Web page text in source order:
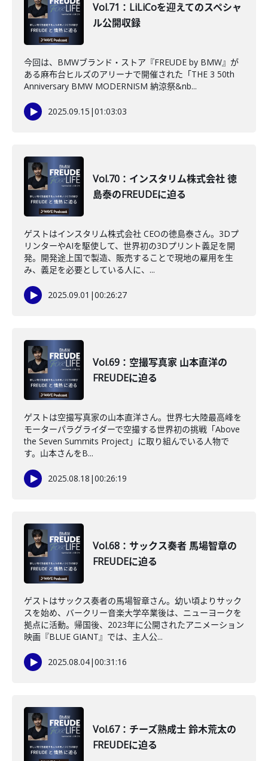
Vol.71：LiLiCoを迎えてのスペシャ
ル公開収録
今回は、BMWブランド・ストア『FREUDE by BMW』が
ある麻布台ヒルズのアリーナで開催された「THE 3 50th
Anniversary​ BMW MODERNISM 納涼祭&nb...
2025.09.15 |01:03:03
Vol.70：インスタリム株式会社 徳
島泰のFREUDEに迫る
ゲストはインスタリム株式会社 CEOの徳島泰さん。3Dプ
リンターやAIを駆使して、世界初の3Dプリント義足を開
発。開発途上国で製造、販売することで現地の雇用を生
み、義足を必要としている人に、...
2025.09.01 |00:26:27
Vol.69：空撮写真家 山本直洋の
FREUDEに迫る
ゲストは空撮写真家の山本直洋さん。世界七大陸最高峰を
モーターパラグライダーで空撮する世界初の挑戦「Above
the Seven Summits Project」に取り組んでいる人物で
す。山本さんをB...
2025.08.18 |00:26:19
Vol.68：サックス奏者 馬場智章の
FREUDEに迫る
ゲストはサックス奏者の馬場智章さん。幼い頃よりサック
スを始め、バークリー音楽大学卒業後は、ニューヨークを
拠点に活動。帰国後、2023年に公開されたアニメーション
映画『BLUE GIANT』では、主人公...
2025.08.04|00:31:16
Vol.67：チーズ熟成士 鈴木荒太の
FREUDEに迫る